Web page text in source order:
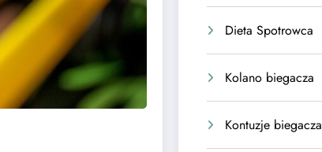
Dieta Spotrowca
Kolano biegacza
Kontuzje biegacza